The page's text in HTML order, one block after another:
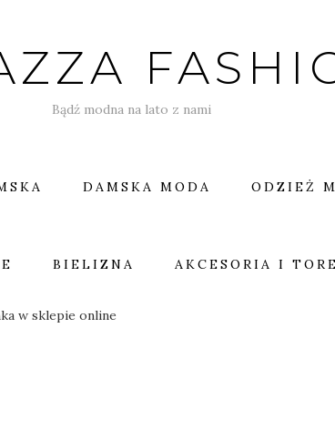
Bądź modna na lato z nami
DAMSKA MODA ODZIEŻ
BIELIZNA AKCESORIA I